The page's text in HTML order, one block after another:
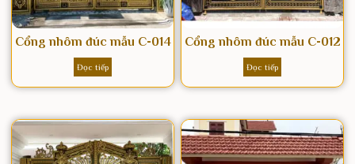
Cổng nhôm đúc mẫu C-014
Đọc tiếp
Cổng nhôm đúc mẫu C-012
Đọc tiếp